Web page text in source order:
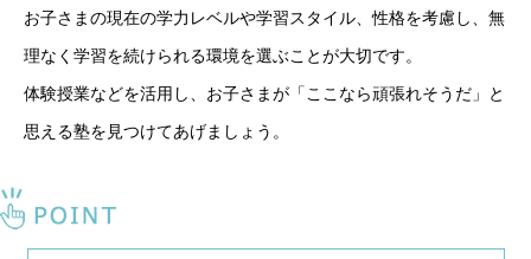
お子さまの現在の学力レベルや学習スタイル、性格を考慮し、無
理なく学習を続けられる環境を選ぶことが大切です。
体験授業などを活用し、お子さまが「ここなら頑張れそうだ」と
思える塾を見つけてあげましょう。